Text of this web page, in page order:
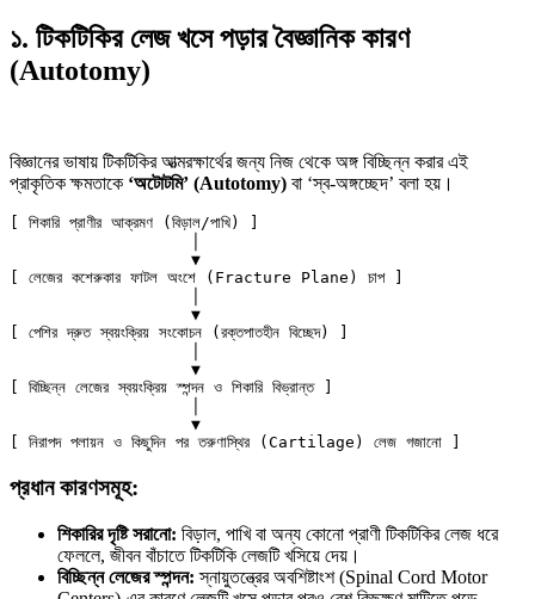
১. টিকটিকির লেজ খসে পড়ার বৈজ্ঞানিক কারণ
(Autotomy)
বিজ্ঞানের ভাষায় টিকটিকির আত্মরক্ষার্থের জন্য নিজ থেকে অঙ্গ বিচ্ছিন্ন করার এই
প্রাকৃতিক ক্ষমতাকে ‘অটোটমি’ (Autotomy) বা ‘স্ব-অঙ্গচ্ছেদ’ বলা হয়।
[ শিকারি প্রাণীর আক্রমণ (বিড়াল/পাখি) ]
[ লেজের কশেরুকার ফাটল অংশে (Fracture Plane) চাপ ]
[ পেশির দ্রুত স্বয়ংক্রিয় সংকোচন (রক্তপাতহীন বিচ্ছেদ) ]
[ বিচ্ছিন্ন লেজের স্বয়ংক্রিয় স্পন্দন ও শিকারি বিভ্রান্ত ]
প্রধান কারণসমূহ:
শিকারির দৃষ্টি সরানো: বিড়াল, পাখি বা অন্য কোনো প্রাণী টিকটিকির লেজ ধরে
ফেললে, জীবন বাঁচাতে টিকটিকি লেজটি খসিয়ে দেয়।
বিচ্ছিন্ন লেজের স্পন্দন: স্নায়ুতন্ত্রের অবশিষ্টাংশ (Spinal Cord Motor